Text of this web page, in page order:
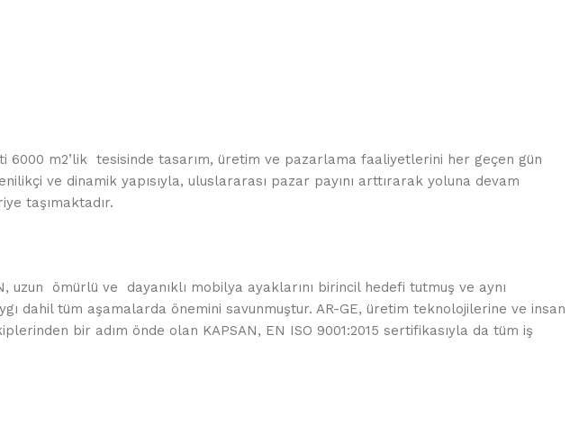
6000 m2’lik tesisinde tasarım, üretim ve pazarlama faaliyetlerini her geçen gün
ve dinamik yapısıyla, uluslararası pazar payını arttırarak yoluna devam
taşımaktadır.
ömürlü ve dayanıklı mobilya ayaklarını birincil hedefi tutmuş ve aynı
dahil tüm aşamalarda önemini savunmuştur. AR-GE, üretim teknolojilerine ve insan
bir adım önde olan KAPSAN, EN ISO 9001:2015 sertifikasıyla da tüm iş